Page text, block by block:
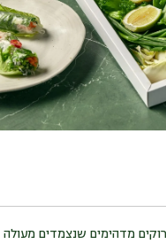
מדהימים שנצמדים מעולה